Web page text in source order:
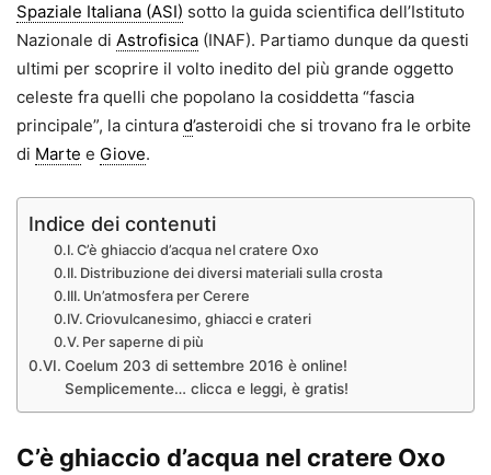
Spaziale Italiana (ASI) sotto la guida scientifica dell’Istituto
Nazionale di Astrofisica (INAF). Partiamo dunque da questi
ultimi per scoprire il volto inedito del più grande oggetto
celeste fra quelli che popolano la cosiddetta “fascia
principale”, la cintura d’asteroidi che si trovano fra le orbite
di Marte e Giove.
Indice dei contenuti
C’è ghiaccio d’acqua nel cratere Oxo
Distribuzione dei diversi materiali sulla crosta
Un’atmosfera per Cerere
Criovulcanesimo, ghiacci e crateri
Per saperne di più
Coelum 203 di settembre 2016 è online!
Semplicemente… clicca e leggi, è gratis!
C’è ghiaccio d’acqua nel cratere Oxo